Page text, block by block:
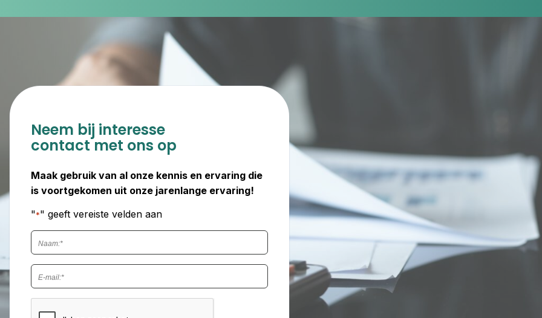
Neem bij interesse
contact met ons op
Maak gebruik van al onze kennis en ervaring die
is voortgekomen uit onze jarenlange ervaring!
"*" geeft vereiste velden aan
N
a
a
m
*
E
m
a